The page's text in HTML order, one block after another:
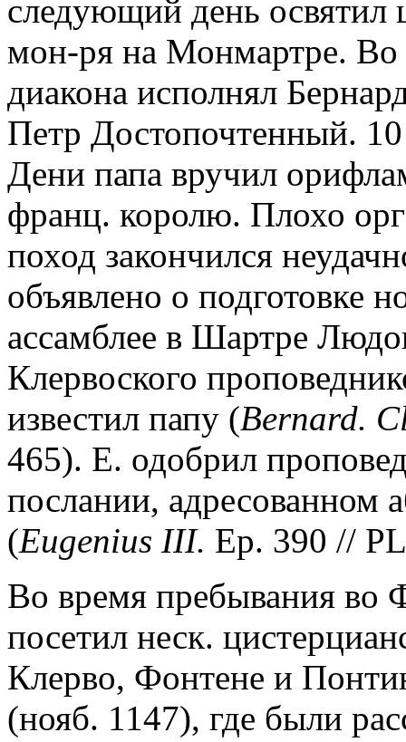
следующий день освятил
мон-ря на Монмартре. Во
диакона исполнял
Петр Достопочтенный.
Дени папа вручил
франц. королю. Плохо
поход закончился
объявлено о подготовке
ассамблее в Шартре
Клервоского
известил папу (Bernard.
465). Е. одобрил
послании, адресованном
(Eugenius III. Ep. 390 //
Во время пребывания во
посетил неск.
Клерво, Фонтене и
(нояб. 1147), где были